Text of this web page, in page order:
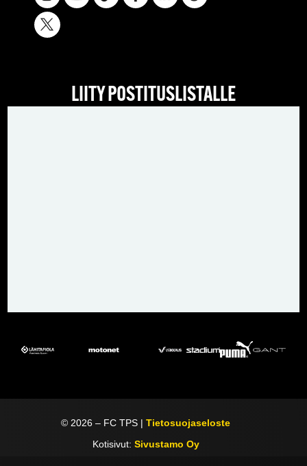
LIITY POSTITUSLISTALLE
©2026 – FC TPS |Tietosuojaseloste
Kotisivut: Sivustamo Oy